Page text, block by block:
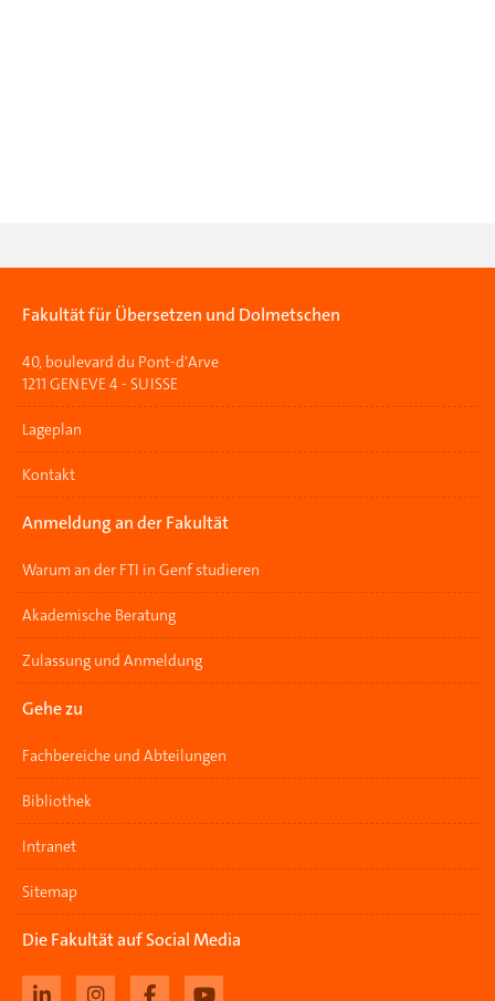
Fakultät für Übersetzen und Dolmetschen
40, boulevard du Pont-d'Arve
1211 GENEVE 4 - SUISSE
Lageplan
Kontakt
Anmeldung an der Fakultät
Warum an der FTI in Genf studieren
Akademische Beratung
Zulassung und Anmeldung
Gehe zu
Fachbereiche und Abteilungen
Bibliothek
Intranet
Sitemap
Die Fakultät auf Social Media